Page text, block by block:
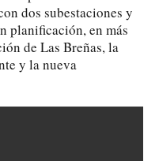
dos subestaciones y
planificación, en más
de Las Breñas, la
y la nueva